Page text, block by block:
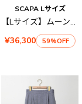
SCAPA Lサイズ
【Lサイズ】ムーンチェックツィードスカート
¥36,300
59%OFF